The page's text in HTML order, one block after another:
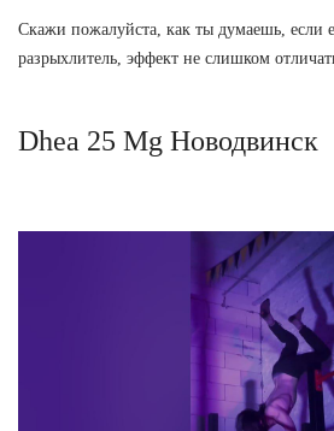
Скажи пожалуйста, как ты думаешь, если
разрыхлитель, эффект не слишком
Dhea 25 Mg Новодвинск